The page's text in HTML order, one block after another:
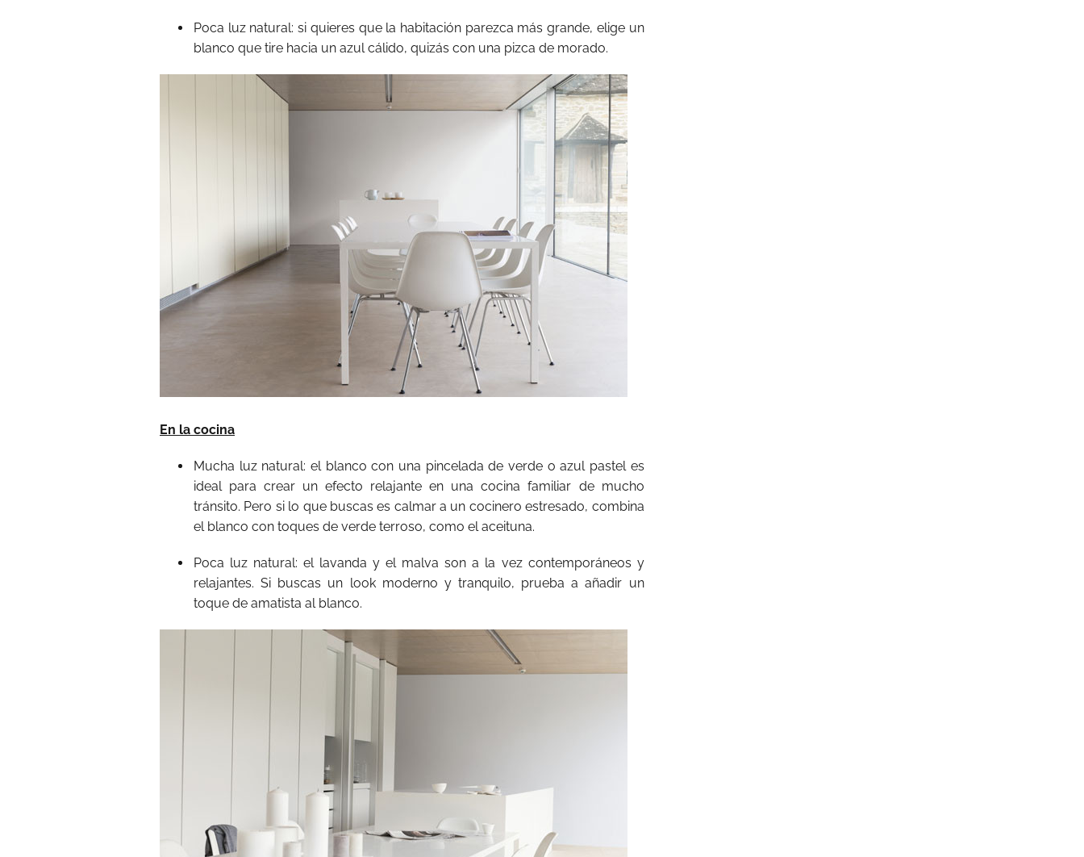
Poca luz natural: si quieres que la habitación parezca más grande, elige un
blanco que tire hacia un azul cálido, quizás con una pizca de morado.
En la cocina
Mucha luz natural: el blanco con una pincelada de verde o azul pastel es
ideal para crear un efecto relajante en una cocina familiar de mucho
tránsito. Pero si lo que buscas es calmar a un cocinero estresado, combina
el blanco con toques de verde terroso, como el aceituna.
Poca luz natural: el lavanda y el malva son a la vez contemporáneos y
relajantes. Si buscas un look moderno y tranquilo, prueba a añadir un
toque de amatista al blanco.